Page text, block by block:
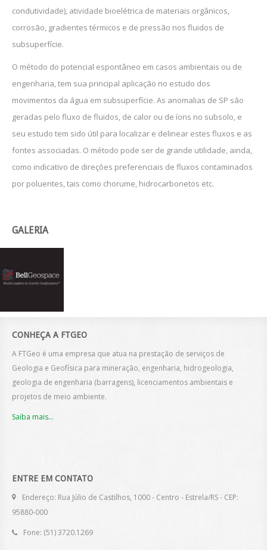
condutividade), atividade bioelétrica de materiais orgânicos,
corrosão, gradientes térmicos e de pressão nos fluidos de
subsuperfície.
O método do potencial espontâneo em casos ambientais ou de
engenharia, tem sua principal aplicação no estudo dos
movimentos da água em subsuperfície. As anomalias de SP são
geradas pelo fluxo de fluidos, de calor ou de íons no subsolo, e
seu estudo tem sido útil para localizar e delinear estes fluxos e as
fontes associadas. O método pode ser de grande utilidade, ainda,
como indicativo de direções preferenciais de fluxos contaminados
por poluentes, tais como chorume, hidrocarbonetos etc.
GALERIA
CONHEÇA A FTGEO
A FTGeo é uma empresa que atua na prestação de serviços de
Geologia e Geofísica para mineração, engenharia, hidrogeologia,
geologia de engenharia (barragens), licenciamentos ambientais e
projetos de meio ambiente.
Saiba mais...
ENTRE EM CONTATO
Endereço: Rua Júlio de Castilhos, 1000 - Centro - Estrela/RS - CEP:
95880-000
Fone: (51) 3720.1269